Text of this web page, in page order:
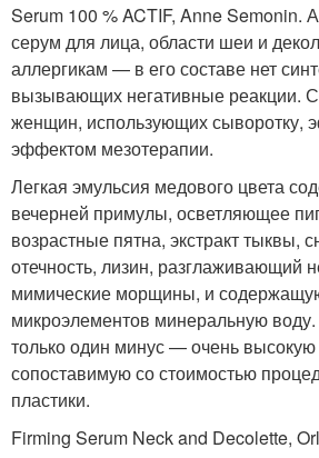
Serum 100 % ACTIF, Anne Semonin.
серум для лица, области шеи и
аллергикам — в его составе нет
вызывающих негативные реакции.
женщин, использующих сыворотку,
эффектом мезотерапии.
Легкая эмульсия медового цвета
вечерней примулы, осветляющее
возрастные пятна, экстракт тыквы,
отечность, лизин, разглаживающий
мимические морщины, и
микроэлементов минеральную
только один минус — очень высокую
сопоставимую со стоимостью
пластики.
Firming Serum Neck and Decolette,